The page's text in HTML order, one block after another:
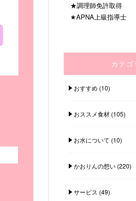
★調理師免許取得
★APNA上級指導士
カテゴ
おすすめ (10)
おススメ食材(105)
お水について (10)
かおりんの想い(220)
サービス (49)